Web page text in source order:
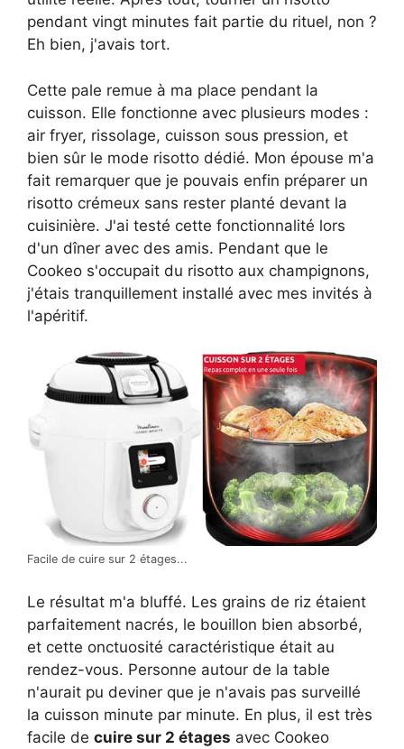
pendant vingt minutes fait partie du rituel, non ?
Eh bien, j'avais tort.
Cette pale remue à ma place pendant la
cuisson. Elle fonctionne avec plusieurs modes :
air fryer, rissolage, cuisson sous pression, et
bien sûr le mode risotto dédié. Mon épouse m'a
fait remarquer que je pouvais enfin préparer un
risotto crémeux sans rester planté devant la
cuisinière. J'ai testé cette fonctionnalité lors
d'un dîner avec des amis. Pendant que le
Cookeo s'occupait du risotto aux champignons,
j'étais tranquillement installé avec mes invités à
l'apéritif.
Facile de cuire sur 2 étages...
Le résultat m'a bluffé. Les grains de riz étaient
parfaitement nacrés, le bouillon bien absorbé,
et cette onctuosité caractéristique était au
rendez-vous. Personne autour de la table
n'aurait pu deviner que je n'avais pas surveillé
la cuisson minute par minute. En plus, il est très
facile de cuire sur 2 étages avec Cookeo